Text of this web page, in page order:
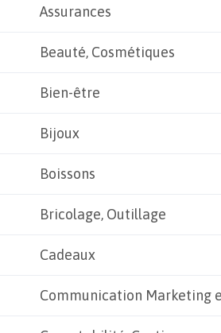
Assurances
Beauté, Cosmétiques
Bien-être
Bijoux
Boissons
Bricolage, Outillage
Cadeaux
Communication Marketing